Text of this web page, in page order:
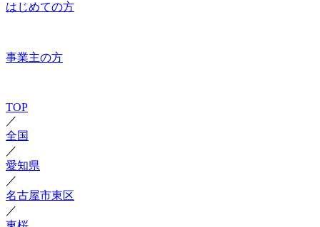
はじめての方
事業主の方
TOP
／
全国
／
愛知県
／
名古屋市東区
／